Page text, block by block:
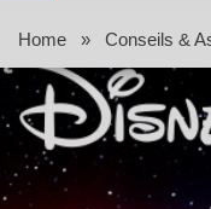
Home » Conseils &